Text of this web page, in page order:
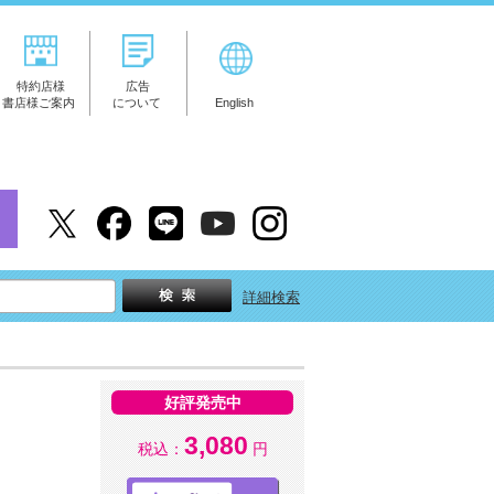
特約店様
書店様ご案内
広告
について
English
詳細検索
好評発売中
税込： 3,080 円